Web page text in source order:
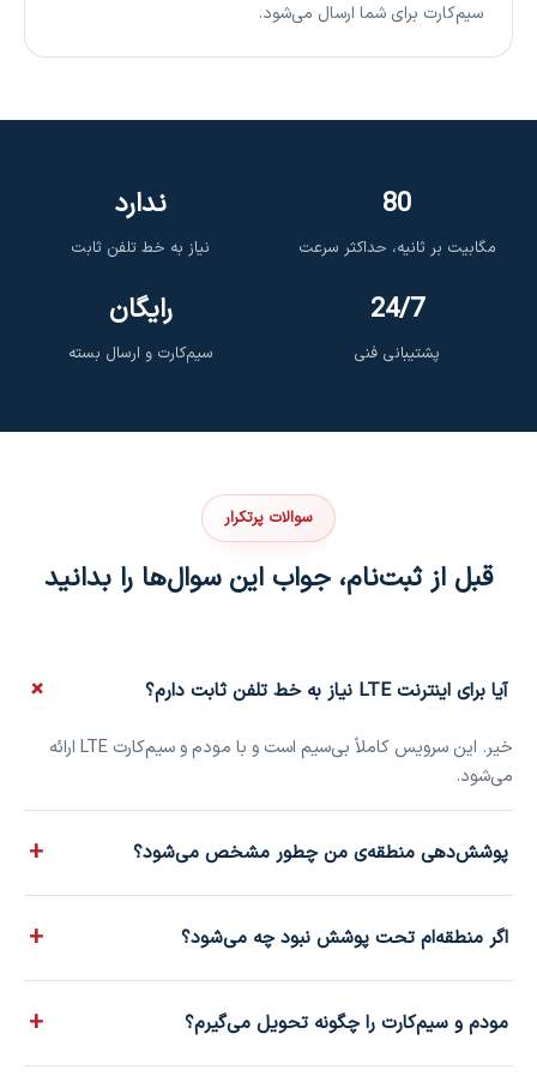
سیم‌کارت برای شما ارسال می‌شود.
80
مگابیت بر ثانیه، حداکثر سرعت
ندارد
نیاز به خط تلفن ثابت
24/7
پشتیبانی فنی
رایگان
سیم‌کارت و ارسال بسته
سوالات پرتکرار
قبل از ثبت‌نام، جواب این سوال‌ها را بدانید
آیا برای اینترنت LTE نیاز به خط تلفن ثابت دارم؟ +
خیر. این سرویس کاملاً بی‌سیم است و با مودم و سیم‌کارت LTE ارائه
می‌شود.
پوشش‌دهی منطقه‌ی من چطور مشخص می‌شود؟ +
نهایی پوشش‌دهی بررسی می‌کند.
اگر منطقه‌ام تحت پوشش نبود چه می‌شود؟ +
سرویس جایگزین مناسب را پیشنهاد می‌دهد.
مودم و سیم‌کارت را چگونه تحویل می‌گیرم؟ +